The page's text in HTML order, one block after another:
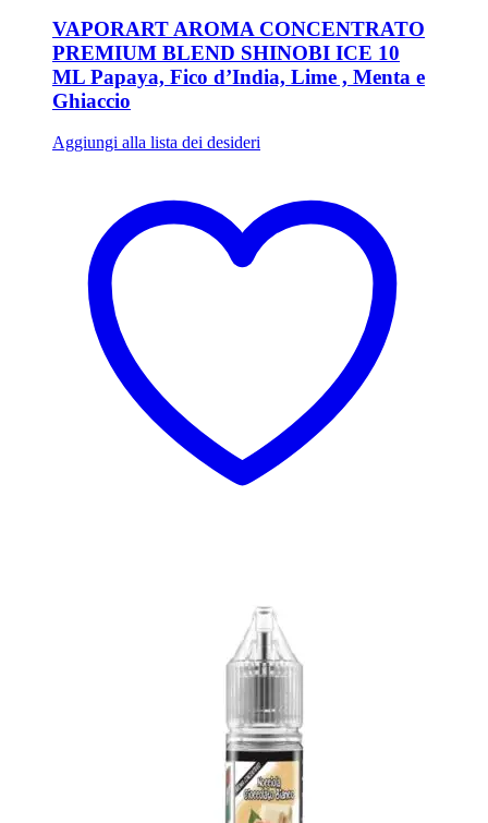
VAPORART AROMA CONCENTRATO
PREMIUM BLEND SHINOBI ICE 10
ML Papaya, Fico d’India, Lime , Menta e
Ghiaccio
Aggiungi alla lista dei desideri